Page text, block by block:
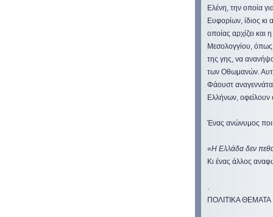
Ελένη, την οποία
Ευφορίων, ίδιος
οποίας αρχίζει
Μεσολογγίου,
της γης, να
των Οθωμανών.
Φάουστ
Ελλήνων, οφείλουν
Ένας ανώνυμος
«Η Ελλάδα δεν
Κι ένας άλλος
.
ΠΟΛΙΤΙΚΑ